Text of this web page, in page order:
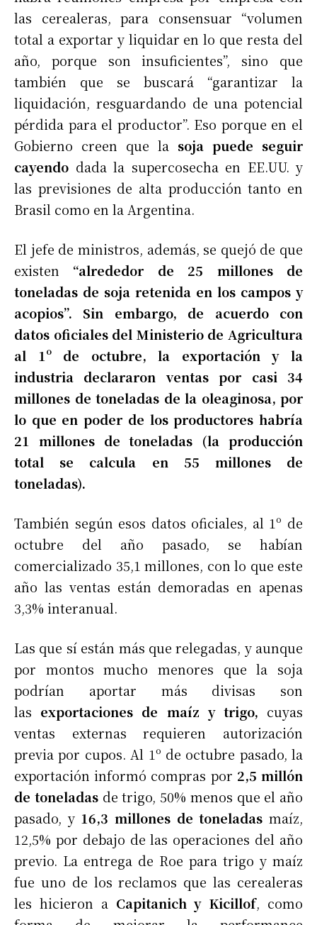
las cerealeras, para consensuar “volumen
total a exportar y liquidar en lo que resta del
año, porque son insuficientes”, sino que
también que se buscará “garantizar la
liquidación, resguardando de una potencial
pérdida para el productor”. Eso porque en el
Gobierno creen que la soja puede seguir
cayendo dada la supercosecha en EE.UU. y
las previsiones de alta producción tanto en
Brasil como en la Argentina.
El jefe de ministros, además, se quejó de que
existen “alrededor de 25 millones de
toneladas de soja retenida en los campos y
acopios”. Sin embargo, de acuerdo con
datos oficiales del Ministerio de Agricultura
al 1º de octubre, la exportación y la
industria declararon ventas por casi 34
millones de toneladas de la oleaginosa, por
lo que en poder de los productores habría
21 millones de toneladas (la producción
total se calcula en 55 millones de
toneladas).
También según esos datos oficiales, al 1º de
octubre del año pasado, se habían
comercializado 35,1 millones, con lo que este
año las ventas están demoradas en apenas
3,3% interanual.
Las que sí están más que relegadas, y aunque
por montos mucho menores que la soja
podrían aportar más divisas son
las exportaciones de maíz y trigo, cuyas
ventas externas requieren autorización
previa por cupos. Al 1º de octubre pasado, la
exportación informó compras por 2,5 millón
de toneladasde trigo, 50% menos que el año
pasado, y 16,3 millones de toneladas maíz,
12,5% por debajo de las operaciones del año
previo. La entrega de Roe para trigo y maíz
fue uno de los reclamos que las cerealeras
les hicieron a Capitanich y Kicillof, como